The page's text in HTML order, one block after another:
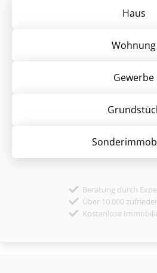
Haus
Wohnung
Gewerbe
Beratung durch
Über 10.000
Kostenlose